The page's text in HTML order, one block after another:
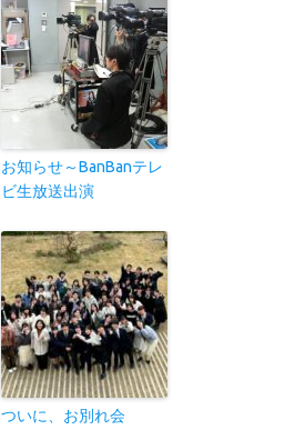
お知らせ～BanBanテレ
ビ生放送出演
ついに、お別れ会